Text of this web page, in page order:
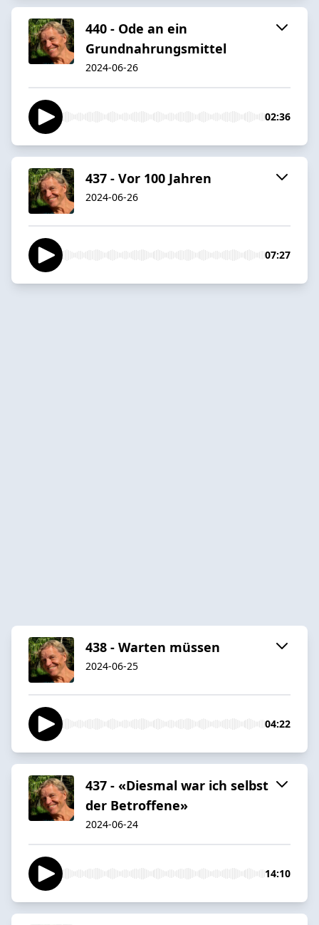
440 - Ode an ein
Grundnahrungsmittel
2024-06-26
02:36
437 - Vor 100 Jahren
2024-06-26
07:27
438 - Warten müssen
2024-06-25
04:22
437 - «Diesmal war ich selbst
der Betroffene»
2024-06-24
14:10